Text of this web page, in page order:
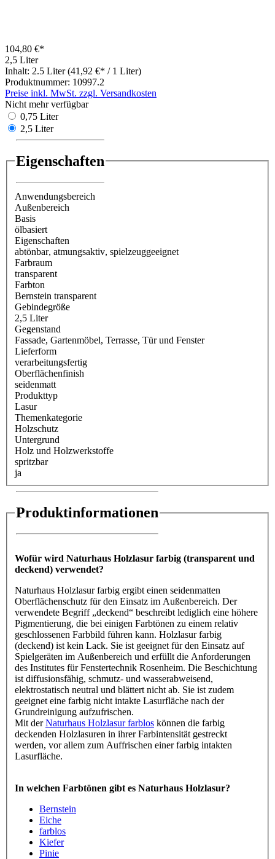
104,80 €*
2,5 Liter
Inhalt: 2.5 Liter (41,92 €* / 1 Liter)
Produktnummer: 10997.2
Preise inkl. MwSt. zzgl. Versandkosten
Nicht mehr verfügbar
0,75 Liter
2,5 Liter
Eigenschaften
Anwendungsbereich
Außenbereich
Basis
ölbasiert
Eigenschaften
abtönbar, atmungsaktiv, spielzeuggeeignet
Farbraum
transparent
Farbton
Bernstein transparent
Gebindegröße
2,5 Liter
Gegenstand
Fassade, Gartenmöbel, Terrasse, Tür und Fenster
Lieferform
verarbeitungsfertig
Oberflächenfinish
seidenmatt
Produkttyp
Lasur
Themenkategorie
Holzschutz
Untergrund
Holz und Holzwerkstoffe
spritzbar
ja
Produktinformationen
Wofür wird Naturhaus Holzlasur farbig (transparent und
deckend) verwendet?
Naturhaus Holzlasur farbig ergibt einen seidenmatten
Oberflächenschutz für den Einsatz im Außenbereich. Der
verwendete Begriff „deckend“ beschreibt lediglich eine höhere
Pigmentierung, die bei einigen Farbtönen zu einem relativ
geschlossenen Farbbild führen kann. Holzlasur farbig
(deckend) ist kein Lack. Sie ist geeignet für den Einsatz auf
Spielgeräten im Außenbereich und erfüllt die Anforderungen
des Institutes für Fenstertechnik Rosenheim. Die Beschichtung
ist diffusionsfähig, schmutz- und wasserabweisend,
elektrostatisch neutral und blättert nicht ab. Sie ist zudem
geeignet eine farbig nicht intakte Lasurfläche nach der
Grundreinigung aufzufrischen.
Mit derNaturhaus Holzlasur farblos können die farbig
deckenden Holzlasuren in ihrer Farbintensität gestreckt
werden, vor allem zum Auffrischen einer farbig intakten
Lasurfläche.
In welchen Farbtönen gibt es Naturhaus Holzlasur?
Bernstein
Eiche
farblos
Kiefer
Pinie